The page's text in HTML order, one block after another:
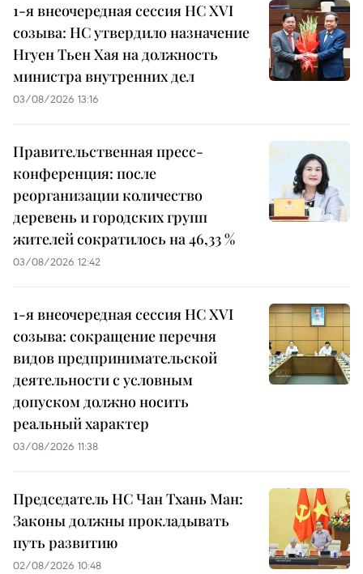
1-я внеочередная сессия НС XVI
созыва: НС утвердило назначение
Нгуен Тьен Хая на должность
министра внутренних дел
03/08/2026 13:16
Правительственная пресс-
конференция: после
реорганизации количество
деревень и городских групп
жителей сократилось на 46,33 %
03/08/2026 12:42
1-я внеочередная сессия НС XVI
созыва: сокращение перечня
видов предпринимательской
деятельности с условным
допуском должно носить
реальный характер
03/08/2026 11:38
Председатель НС Чан Тхань Ман:
Законы должны прокладывать
путь развитию
02/08/2026 10:48